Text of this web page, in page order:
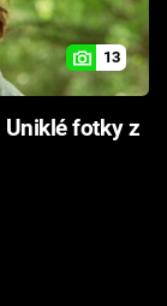
13
Uniklé fotky z